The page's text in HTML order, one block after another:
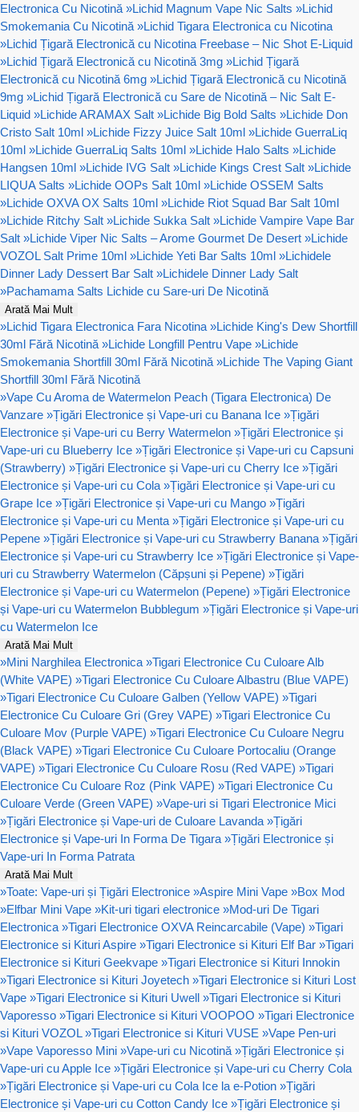
Electronica Cu Nicotină »Lichid Magnum Vape Nic Salts »Lichid
Smokemania Cu Nicotină »Lichid Tigara Electronica cu Nicotina
»Lichid Țigară Electronică cu Nicotina Freebase – Nic Shot E-Liquid
»Lichid Țigară Electronică cu Nicotină 3mg »Lichid Țigară
Electronică cu Nicotină 6mg »Lichid Țigară Electronică cu Nicotină
9mg »Lichid Țigară Electronică cu Sare de Nicotină – Nic Salt E-
Liquid »Lichide ARAMAX Salt »Lichide Big Bold Salts »Lichide Don
Cristo Salt 10ml »Lichide Fizzy Juice Salt 10ml »Lichide GuerraLiq
10ml »Lichide GuerraLiq Salts 10ml »Lichide Halo Salts »Lichide
Hangsen 10ml »Lichide IVG Salt »Lichide Kings Crest Salt »Lichide
LIQUA Salts »Lichide OOPs Salt 10ml »Lichide OSSEM Salts
»Lichide OXVA OX Salts 10ml »Lichide Riot Squad Bar Salt 10ml
»Lichide Ritchy Salt »Lichide Sukka Salt »Lichide Vampire Vape Bar
Salt »Lichide Viper Nic Salts – Arome Gourmet De Desert »Lichide
VOZOL Salt Prime 10ml »Lichide Yeti Bar Salts 10ml »Lichidele
Dinner Lady Dessert Bar Salt »Lichidele Dinner Lady Salt
»Pachamama Salts Lichide cu Sare-uri De Nicotină
Arată Mai Mult
»Lichid Tigara Electronica Fara Nicotina »Lichide King's Dew Shortfill
30ml Fără Nicotină »Lichide Longfill Pentru Vape »Lichide
Smokemania Shortfill 30ml Fără Nicotină »Lichide The Vaping Giant
Shortfill 30ml Fără Nicotină
»Vape Cu Aroma de Watermelon Peach (Tigara Electronica) De
Vanzare »Țigări Electronice și Vape-uri cu Banana Ice »Țigări
Electronice și Vape-uri cu Berry Watermelon »Țigări Electronice și
Vape-uri cu Blueberry Ice »Țigări Electronice și Vape-uri cu Capsuni
(Strawberry) »Țigări Electronice și Vape-uri cu Cherry Ice »Țigări
Electronice și Vape-uri cu Cola »Țigări Electronice și Vape-uri cu
Grape Ice »Țigări Electronice și Vape-uri cu Mango »Țigări
Electronice și Vape-uri cu Menta »Țigări Electronice și Vape-uri cu
Pepene »Țigări Electronice și Vape-uri cu Strawberry Banana »Țigări
Electronice și Vape-uri cu Strawberry Ice »Țigări Electronice și Vape-
uri cu Strawberry Watermelon (Căpșuni și Pepene) »Țigări
Electronice și Vape-uri cu Watermelon (Pepene) »Țigări Electronice
și Vape-uri cu Watermelon Bubblegum »Țigări Electronice și Vape-uri
cu Watermelon Ice
Arată Mai Mult
»Mini Narghilea Electronica »Tigari Electronice Cu Culoare Alb
(White VAPE) »Tigari Electronice Cu Culoare Albastru (Blue VAPE)
»Tigari Electronice Cu Culoare Galben (Yellow VAPE) »Tigari
Electronice Cu Culoare Gri (Grey VAPE) »Tigari Electronice Cu
Culoare Mov (Purple VAPE) »Tigari Electronice Cu Culoare Negru
(Black VAPE) »Tigari Electronice Cu Culoare Portocaliu (Orange
VAPE) »Tigari Electronice Cu Culoare Rosu (Red VAPE) »Tigari
Electronice Cu Culoare Roz (Pink VAPE) »Tigari Electronice Cu
Culoare Verde (Green VAPE) »Vape-uri si Tigari Electronice Mici
»Țigări Electronice și Vape-uri de Culoare Lavanda »Țigări
Electronice și Vape-uri In Forma De Tigara »Țigări Electronice și
Vape-uri In Forma Patrata
Arată Mai Mult
»Toate: Vape-uri și Țigări Electronice »Aspire Mini Vape »Box Mod
»Elfbar Mini Vape »Kit-uri tigari electronice »Mod-uri De Tigari
Electronica »Tigari Electronice OXVA Reincarcabile (Vape) »Tigari
Electronice si Kituri Aspire »Tigari Electronice si Kituri Elf Bar »Tigari
Electronice si Kituri Geekvape »Tigari Electronice si Kituri Innokin
»Tigari Electronice si Kituri Joyetech »Tigari Electronice si Kituri Lost
Vape »Tigari Electronice si Kituri Uwell »Tigari Electronice si Kituri
Vaporesso »Tigari Electronice si Kituri VOOPOO »Tigari Electronice
si Kituri VOZOL »Tigari Electronice si Kituri VUSE »Vape Pen-uri
»Vape Vaporesso Mini »Vape-uri cu Nicotină »Țigări Electronice și
Vape-uri cu Apple Ice »Țigări Electronice și Vape-uri cu Cherry Cola
»Țigări Electronice și Vape-uri cu Cola Ice la e-Potion »Țigări
Electronice și Vape-uri cu Cotton Candy Ice »Țigări Electronice și